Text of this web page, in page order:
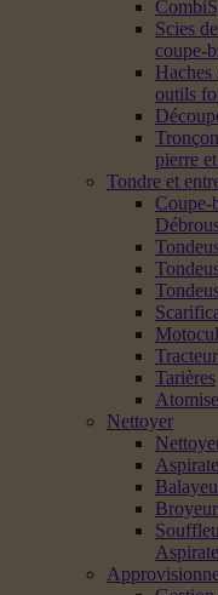
Scies
coupe-
outils
pierre
Tondre et
Coupe-
Tarières
Nettoyer